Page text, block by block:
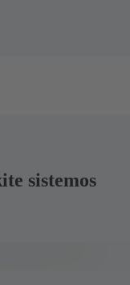
sistemos